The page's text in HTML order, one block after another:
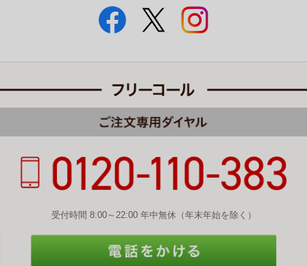
受付時間 8:00～22:00 年中無休（年末年始を除く）